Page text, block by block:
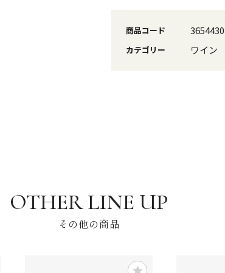
商品コード 3654430
カテゴリー ワイン
その他の商品